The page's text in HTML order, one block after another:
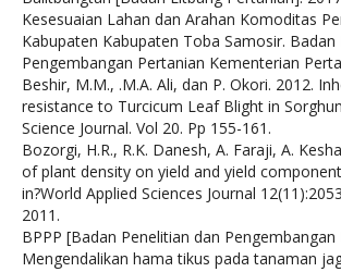
Kesesuaian Lahan dan Arahan Komoditas
Kabupaten Kabupaten Toba Samosir. Badan
Pengembangan Pertanian Kementerian
Beshir, M.M., .M.A. Ali, dan P. Okori. 2012.
resistance to Turcicum Leaf Blight in
Science Journal. Vol 20. Pp 155-161.
Bozorgi, H.R., R.K. Danesh, A. Faraji, A.
of plant density on yield and yield
in?World Applied Sciences Journal
2011.
BPPP [Badan Penelitian dan Pengembangan
Mengendalikan hama tikus pada tanaman